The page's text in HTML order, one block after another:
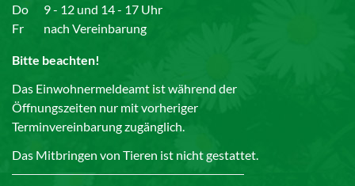
Do
9 - 12 und 14 - 17 Uhr
Fr
nach Vereinbarung
Bitte beachten!
Das Einwohnermeldeamt ist während der
Öffnungszeiten nur mit vorheriger
Terminvereinbarung zugänglich.
Das Mitbringen von Tieren ist nicht gestattet.